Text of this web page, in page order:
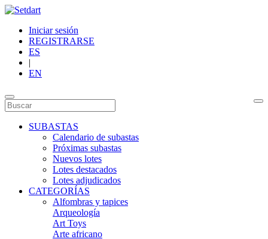
Iniciar sesión
REGISTRARSE
ES
|
EN
SUBASTAS
Calendario de subastas
Próximas subastas
Nuevos lotes
Lotes destacados
Lotes adjudicados
CATEGORÍAS
Alfombras y tapices
Arqueología
Art Toys
Arte africano